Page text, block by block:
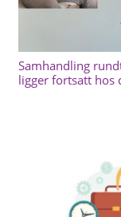
Samhandling
ligger fortsatt hos